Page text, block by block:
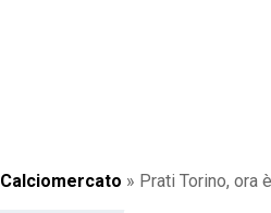
Calciomercato » Prati Torino, ora